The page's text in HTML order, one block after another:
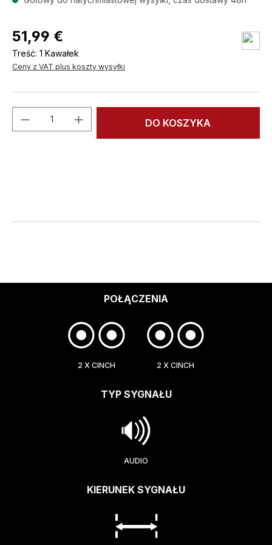
51,99 €
Treść: 1 Kawałek
Ceny z VAT plus koszty wysyłki
Ilość produktu: Wprowadź żądaną
DO KOSZYKA
POŁĄCZENIA
2 X CINCH 2 X CINCH
TYP SYGNAŁU
AUDIO
KIERUNEK SYGNAŁU